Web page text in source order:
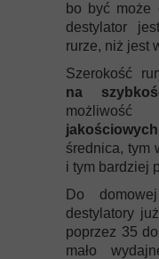
bo być może
destylator
rurze, niż jest
Szerokość
na
średnica, tym
i tym bardziej
Do
destylatory
poprzez 35
mało